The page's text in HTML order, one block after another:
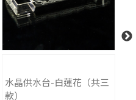
水晶供水台-白蓮花（共三
款）